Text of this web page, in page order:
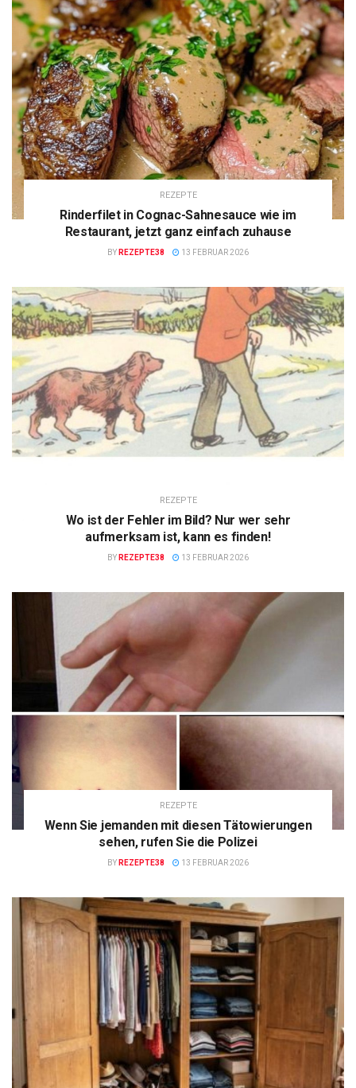
REZEPTE
Rinderfilet in Cognac-Sahnesauce wie im
Restaurant, jetzt ganz einfach zuhause
BY REZEPTE38 13 FEBRUAR 2026
REZEPTE
Wo ist der Fehler im Bild? Nur wer sehr
aufmerksam ist, kann es finden!
BY REZEPTE38 13 FEBRUAR 2026
REZEPTE
Wenn Sie jemanden mit diesen Tätowierungen
sehen, rufen Sie die Polizei
BY REZEPTE38 13 FEBRUAR 2026